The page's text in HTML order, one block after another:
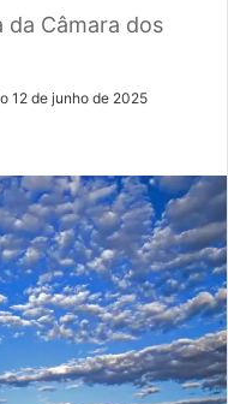
da Câmara dos
12 de junho de 2025